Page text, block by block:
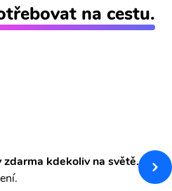
na cestu.
zdarma kdekoliv na světě.